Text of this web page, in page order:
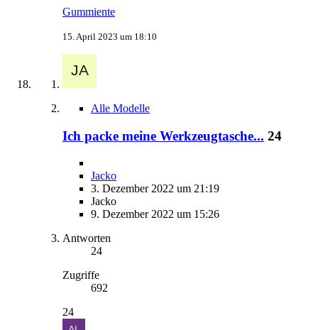
Gummiente
15. April 2023 um 18:10
Alle Modelle
Ich packe meine Werkzeugtasche... 24
Jacko
3. Dezember 2022 um 21:19
Jacko
9. Dezember 2022 um 15:26
Antworten
24
Zugriffe
692
24